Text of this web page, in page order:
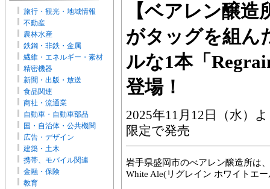
旅行・観光・地域情報
不動産
農林水産
鉄鋼・非鉄・金属
繊維・エネルギー・素材
精密機器
新聞・出版・放送
食品関連
商社・流通業
自動車・自動車部品
国・自治体・公共機関
広告・デザイン
建築・土木
携帯、モバイル関連
金融・保険
教育
【ベアレン醸
がタッグを組ん
ルな1本「
登場！
2025年11月12日（水）
限定で発売
岩手県盛岡市のべアレン醸造所は
White Ale(リグレイン ホワイトエ